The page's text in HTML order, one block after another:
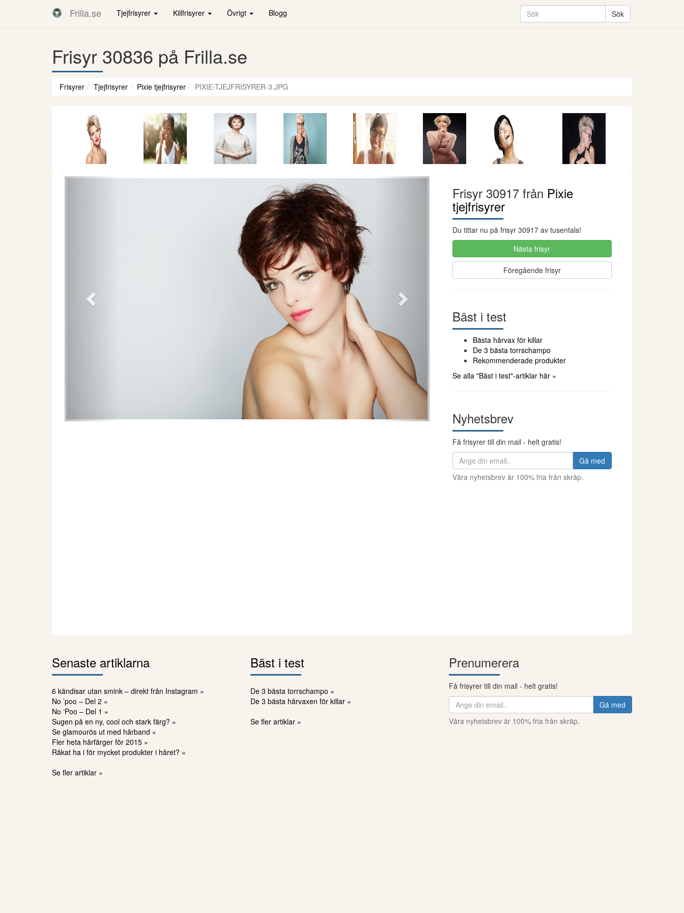
Frilla.se Tjejfrisyrer Killfrisyrer Övrigt Blogg
Frisyr 30836 på Frilla.se
Frisyrer Tjejfrisyrer Pixie tjejfrisyrer PIXIE-TJEJFRISYRER-3.JPG
Föregående
Frisyr 30917 från Pixie
tjejfrisyrer
Du tittar nu på frisyr 30917 av tusentals!
Nästa frisyr
Föregående frisyr
Bäst i test
Bästa hårvax för killar
De 3 bästa torrschampo
Rekommenderade produkter
Se alla "Bäst i test"-artiklar här »
Nyhetsbrev
Få frisyrer till din mail - helt gratis!
Gå med
Våra nyhetsbrev är 100% fria från skräp.
Senaste artiklarna
6 kändisar utan smink – direkt från Instagram »
No ’poo – Del 2 »
No ‘Poo – Del 1 »
Sugen på en ny, cool och stark färg? »
Se glamourös ut med hårband »
Fler heta hårfärger för 2015 »
Råkat ha i för mycket produkter i håret? »
Se fler artiklar »
Bäst i test
De 3 bästa torrschampo »
De 3 bästa hårvaxen för killar »
Se fler artiklar »
Prenumerera
Få frisyrer till din mail - helt gratis!
Gå med
Våra nyhetsbrev är 100% fria från skräp.